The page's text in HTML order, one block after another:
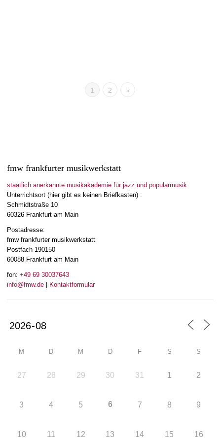
1 2 »
fmw frankfurter musikwerkstatt
staatlich anerkannte musikakademie für jazz und popularmusik
Unterrichtsort (hier gibt es keinen Briefkasten) :
Schmidtstraße 10
60326 Frankfurt am Main
Postadresse:
fmw frankfurter musikwerkstatt
Postfach 190150
60088 Frankfurt am Main
fon: +49 69 30037643
info@fmw.de
Kontaktformular
M D M D F S S
27 28 29 30 31 1 2
3 4 5 6 7 8 9
10 11 12 13 14 15 16